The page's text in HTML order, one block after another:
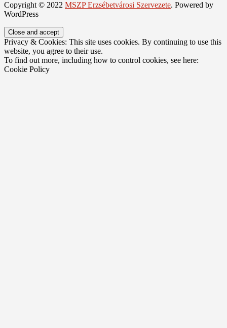
Copyright © 2022 MSZP Erzsébetvárosi Szervezete. Powered by
WordPress
Privacy & Cookies: This site uses cookies. By continuing to use this
website, you agree to their use.
To find out more, including how to control cookies, see here:
Cookie Policy